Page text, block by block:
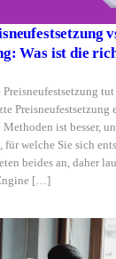
Was ist die
tut
Preisneufestsetzung
ist besser,
für welche Sie sich
beides an, daher
[…]